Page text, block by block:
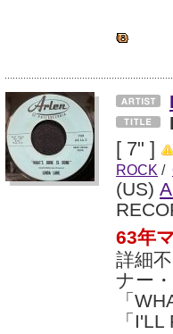
[ 7" ]
ROCK /
(US)
63年
詳細
ナー
「
「